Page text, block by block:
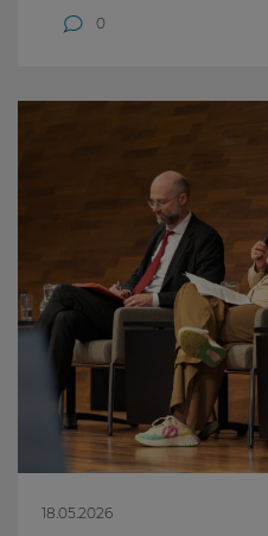
0
18.05.2026